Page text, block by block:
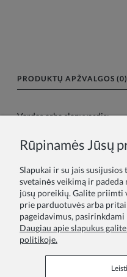
PRODUKTŲ APŽVALGOS (0)
Vardas arba slapyvardis:
Rūpinamės Jūsų
Slapukai ir su jais
svetainės veikimą ir
jūsų poreikių. Galite priimti
prie parduotuvės arba
pageidavimus, pasirinkdami
Daugiau apie slapukus
politikoje.